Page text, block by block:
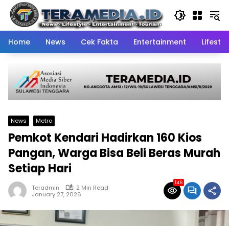
Skip
content
Home
News Cek Fakta Entertainment
News Metro
Pemkot Kendari Hadirkan 160 Kios
Pangan, Warga Bisa Beli Beras Murah
Setiap Hari
Teradmin
2 Min Read
January 27, 2026
146